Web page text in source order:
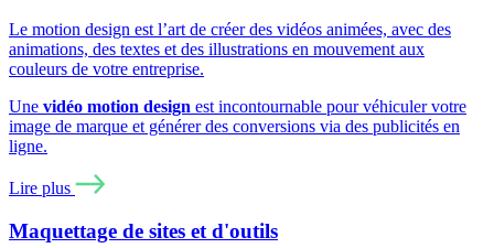
Le motion design est l’art de créer des vidéos animées, avec des
animations, des textes et des illustrations en mouvement aux
couleurs de votre entreprise.
Une vidéo motion design est incontournable pour véhiculer votre
image de marque et générer des conversions via des publicités en
ligne.
Lire plus
Maquettage de sites et d'outils